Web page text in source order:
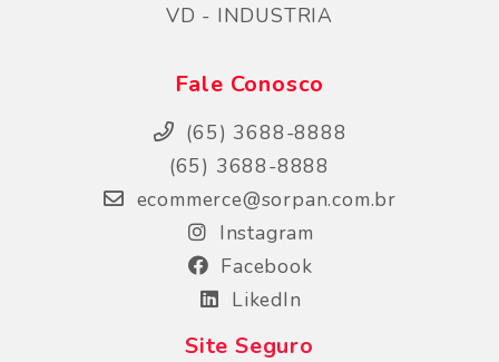
VD - INDUSTRIA
Fale Conosco
(65) 3688-8888
(65) 3688-8888
ecommerce@sorpan.com.br
Instagram
Facebook
LikedIn
Site Seguro